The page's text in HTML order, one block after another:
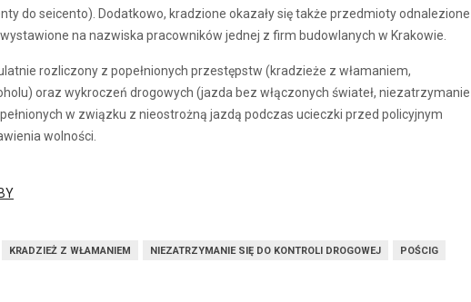
do seicento). Dodatkowo, kradzione okazały się także przedmioty odnalezione
na nazwiska pracowników jednej z firm budowlanych w Krakowie.
rozliczony z popełnionych przestępstw (kradzieże z włamaniem,
oraz wykroczeń drogowych (jazda bez włączonych świateł, niezatrzymanie
w związku z nieostrożną jazdą podczas ucieczki przed policyjnym
wolności.
KRADZIEŻ Z WŁAMANIEM NIEZATRZYMANIE SIĘ DO KONTROLI DROGOWEJ
POŚCIG